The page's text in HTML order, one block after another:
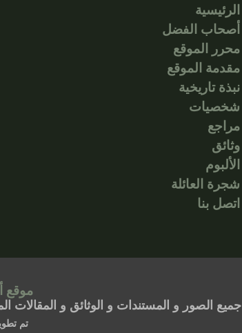
الرئيسية
أصحاب الفضل
محرر الموقع
مقدمة الموقع
نبذة تاريخية
شخصيات
مراجع
وثائق
الألبوم
شجرة العائلة
اتصل بنا
موقع أسرة
جميع الصور و المستندات و الوثائق و
تم